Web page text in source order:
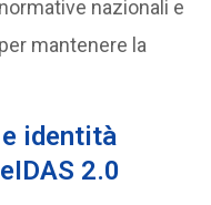
nazionali e
mantenere la
identità
2.0